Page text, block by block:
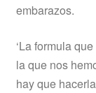
embarazos.
‘La formula
la que nos
hay que